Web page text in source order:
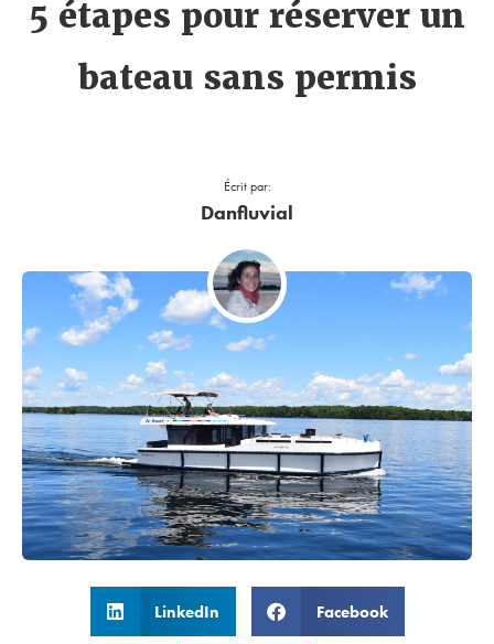
5 étapes pour réserver un
bateau sans permis
Écrit par:
Danfluvial
LinkedIn Facebook